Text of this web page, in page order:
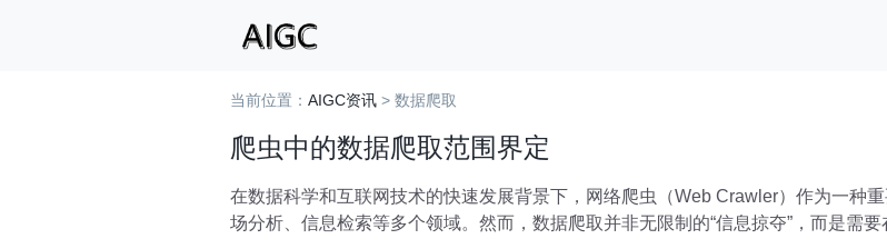
当前位置： AIGC资讯 > 数据爬取
爬虫中的数据爬取范围界定
在数据科学和互联网技术的快速发展背景下，网络爬虫（Web Crawler）作为一种
场分析、信息检索等多个领域。然而，数据爬取并非无限制的“信息掠夺”，而是需